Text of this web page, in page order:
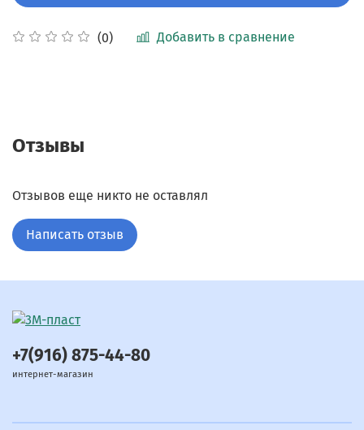
(0) Добавить в сравнение
Отзывы
Отзывов еще никто не оставлял
Написать отзыв
+7(916) 875-44-80
интернет-магазин